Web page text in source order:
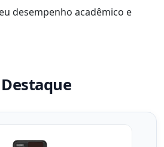
desempenho acadêmico e